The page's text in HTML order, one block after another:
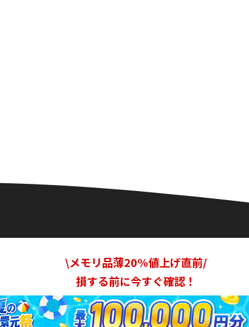
シー 利用規約 広告掲載の募集 ライター募集 運営者情報
\メモリ品薄20%値上げ直前/
損する前に今すぐ確認！